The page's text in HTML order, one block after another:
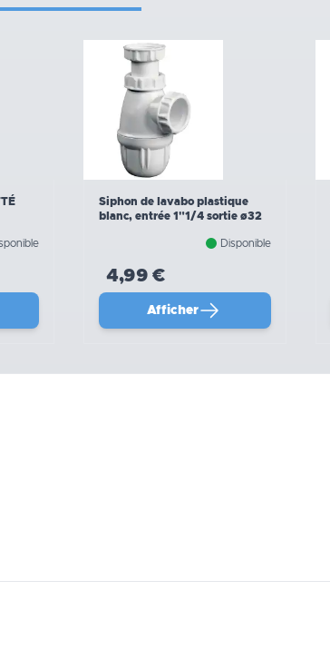
Siphon de lavabo plastique
blanc, entrée 1"1/4 sortie ø32
Disponible
4,99 €
Afficher